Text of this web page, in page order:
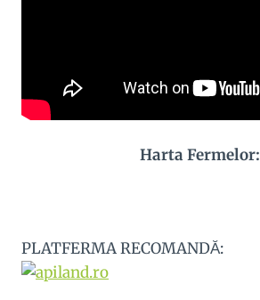
Harta Fermelor:
PLATFERMA RECOMANDĂ: